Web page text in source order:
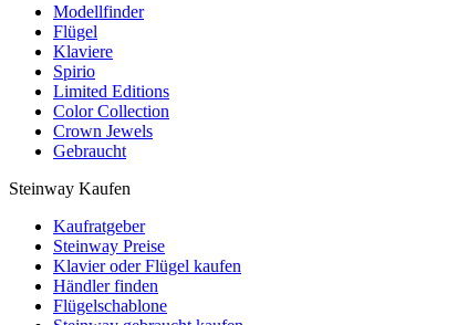
Modellfinder
Flügel
Klaviere
Spirio
Limited Editions
Color Collection
Crown Jewels
Gebraucht
Steinway Kaufen
Kaufratgeber
Steinway Preise
Klavier oder Flügel kaufen
Händler finden
Flügelschablone